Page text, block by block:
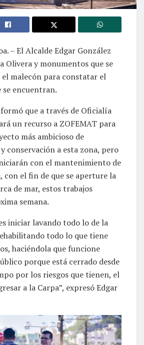
– El Alcalde Edgar González
Olivera y monumentos que se
malecón para constatar el
se encuentran.
que a través de Oficialía
un recurso a ZOFEMAT para
más ambicioso de
conservación a esta zona, pero
con el mantenimiento de
con el fin de que se aperture la
de mar, estos trabajos
semana.
iniciar lavando todo lo de la
todo lo que tiene
haciéndola que funcione
porque está cerrado desde
por los riesgos que tienen, el
a la Carpa”, expresó Edgar